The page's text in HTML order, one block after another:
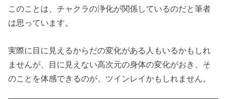
このことは、チャクラの浄化が関係しているのだと筆者
は思っています。
実際に目に見えるからだの変化がある人もいるかもしれ
ませんが、目に見えない高次元の身体の変化がおき、そ
のことを体感できるのが、ツインレイかもしれません。